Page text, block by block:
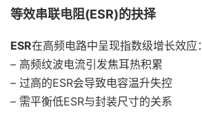
等效串联电阻(ESR)的抉择
ESR在高频电路中呈现指数级增长效应：
– 高频纹波电流引发焦耳热积累
– 过高的ESR会导致电容温升失控
– 需平衡低ESR与封装尺寸的关系